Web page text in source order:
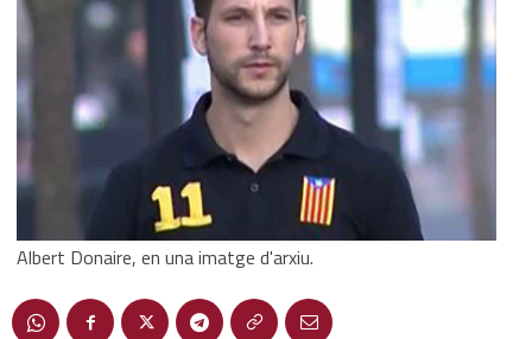
Albert Donaire, en una imatge d'arxiu.